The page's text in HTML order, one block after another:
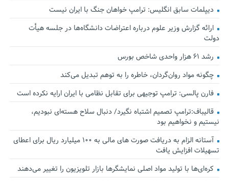
دیپلمات سابق انگلیس:‌ ترامپ خواهان جنگ با ایران نیست
ارائه گزارش وزیر علوم درباره اعتراضات دانشگاه‌ها در جلسه هیأت
دولت
رشد ۶۱ هزار واحدی شاخص بورس
چگونه مواد روان‌گردان، خاطره را به توهم تبدیل می‌کند
فارن پالسی: ترامپ توجیهی برای تقابل نظامی با ایران ارایه نکرده است
قالیباف:ترامپ تصمیم اشتباه نگیرد/ دنبال سلاح هسته‌ای نبودیم،
نیستیم و نخواهیم بود
آستانه الزام به دریافت صورت های مالی به ۱۰۰ میلیارد ریال برای اعطای
تسهیلات افزایش یافت
کره‌ای‌ها با تولید مواد اصلی نمایشگرها بازار تلویزیون را تغییر می‌دهند